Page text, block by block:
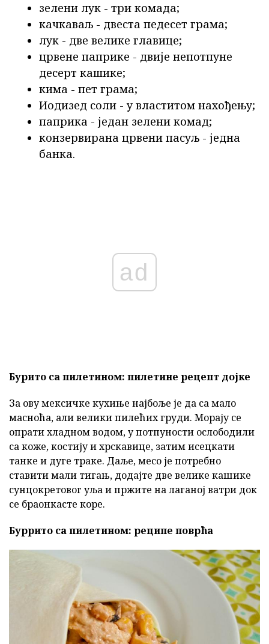
зелени лук - три комада;
качкаваљ - двеста педесет грама;
лук - две велике главице;
црвене паприке - двије непотпуне
десерт кашике;
кима - пет грама;
Иодизед соли - у властитом нахођењу;
паприка - један зелени комад;
конзервирана црвени пасуљ - једна
банка.
ad
Бурито са пилетином: пилетине рецепт дојке
За ову мексичке кухиње најбоље је да са мало
масноћа, али велики пилећих груди. Морају се
опрати хладном водом, у потпуности ослободили
са коже, костију и хрскавице, затим исецкати
танке и дуге траке. Даље, месо је потребно
ставити мали тигањ, додајте две велике кашике
сунцокретовог уља и пржите на лаганој ватри док
се браонкасте коре.
Буррито са пилетином: реципе поврћа